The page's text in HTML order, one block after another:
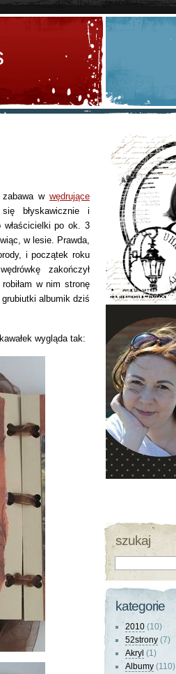
w wędrujące
błyskawicznie i
właścicielki po ok. 3
w lesie. Prawda,
i początek roku
zakończył
w nim stronę
albumik dziś
wygląda tak:
szukaj
kategorie
2010 (10)
52strony (7)
Akryl (1)
Albumy (110)